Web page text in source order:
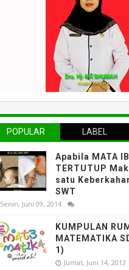
POPULAR LABEL
Apabila MATA
TERTUTUP
satu
SWT
Senin, Juni 09, 2014
KUMPULAN
MATEMATIKA
1)
Jumat, Juni 14, 2013